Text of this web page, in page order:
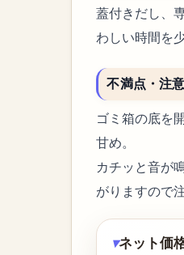
蓋付きだし、
わしい時間を
不満点・注
ゴミ箱の底を
甘め。
カチッと音が
がりますので
ネット価